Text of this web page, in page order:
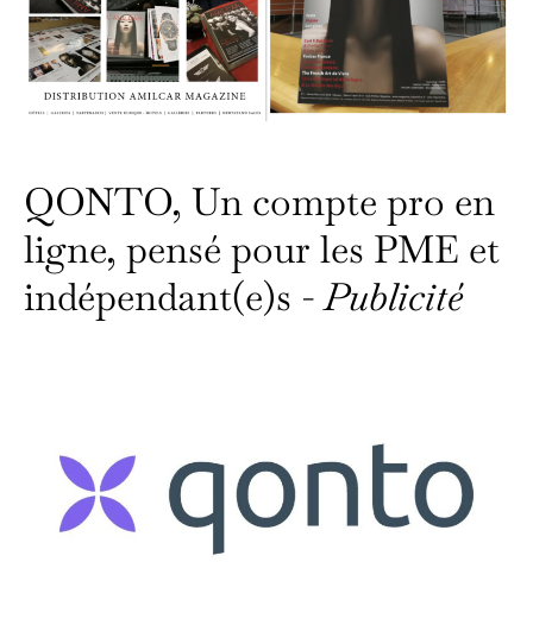
QONTO, Un compte pro en
ligne, pensé pour les PME et
indépendant(e)s -Publicité